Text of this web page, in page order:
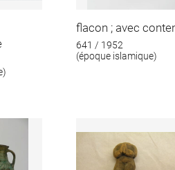
flacon ; avec
641 / 1952
(époque islamique)